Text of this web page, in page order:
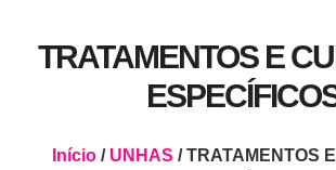
TRATAMENTOS E
Início/ UNHAS / TRATAMENTOS